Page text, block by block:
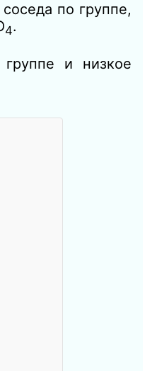
по группе,
4.
и низкое